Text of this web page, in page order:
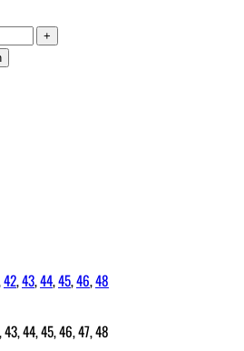
42,43,44,45,46,48
44, 45, 46, 47, 48